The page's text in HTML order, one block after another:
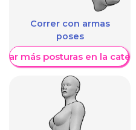
Correr con armas
poses
más posturas en la